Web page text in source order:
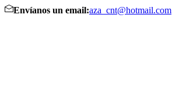
Envíanos un email:aza_cnt@hotmail.com